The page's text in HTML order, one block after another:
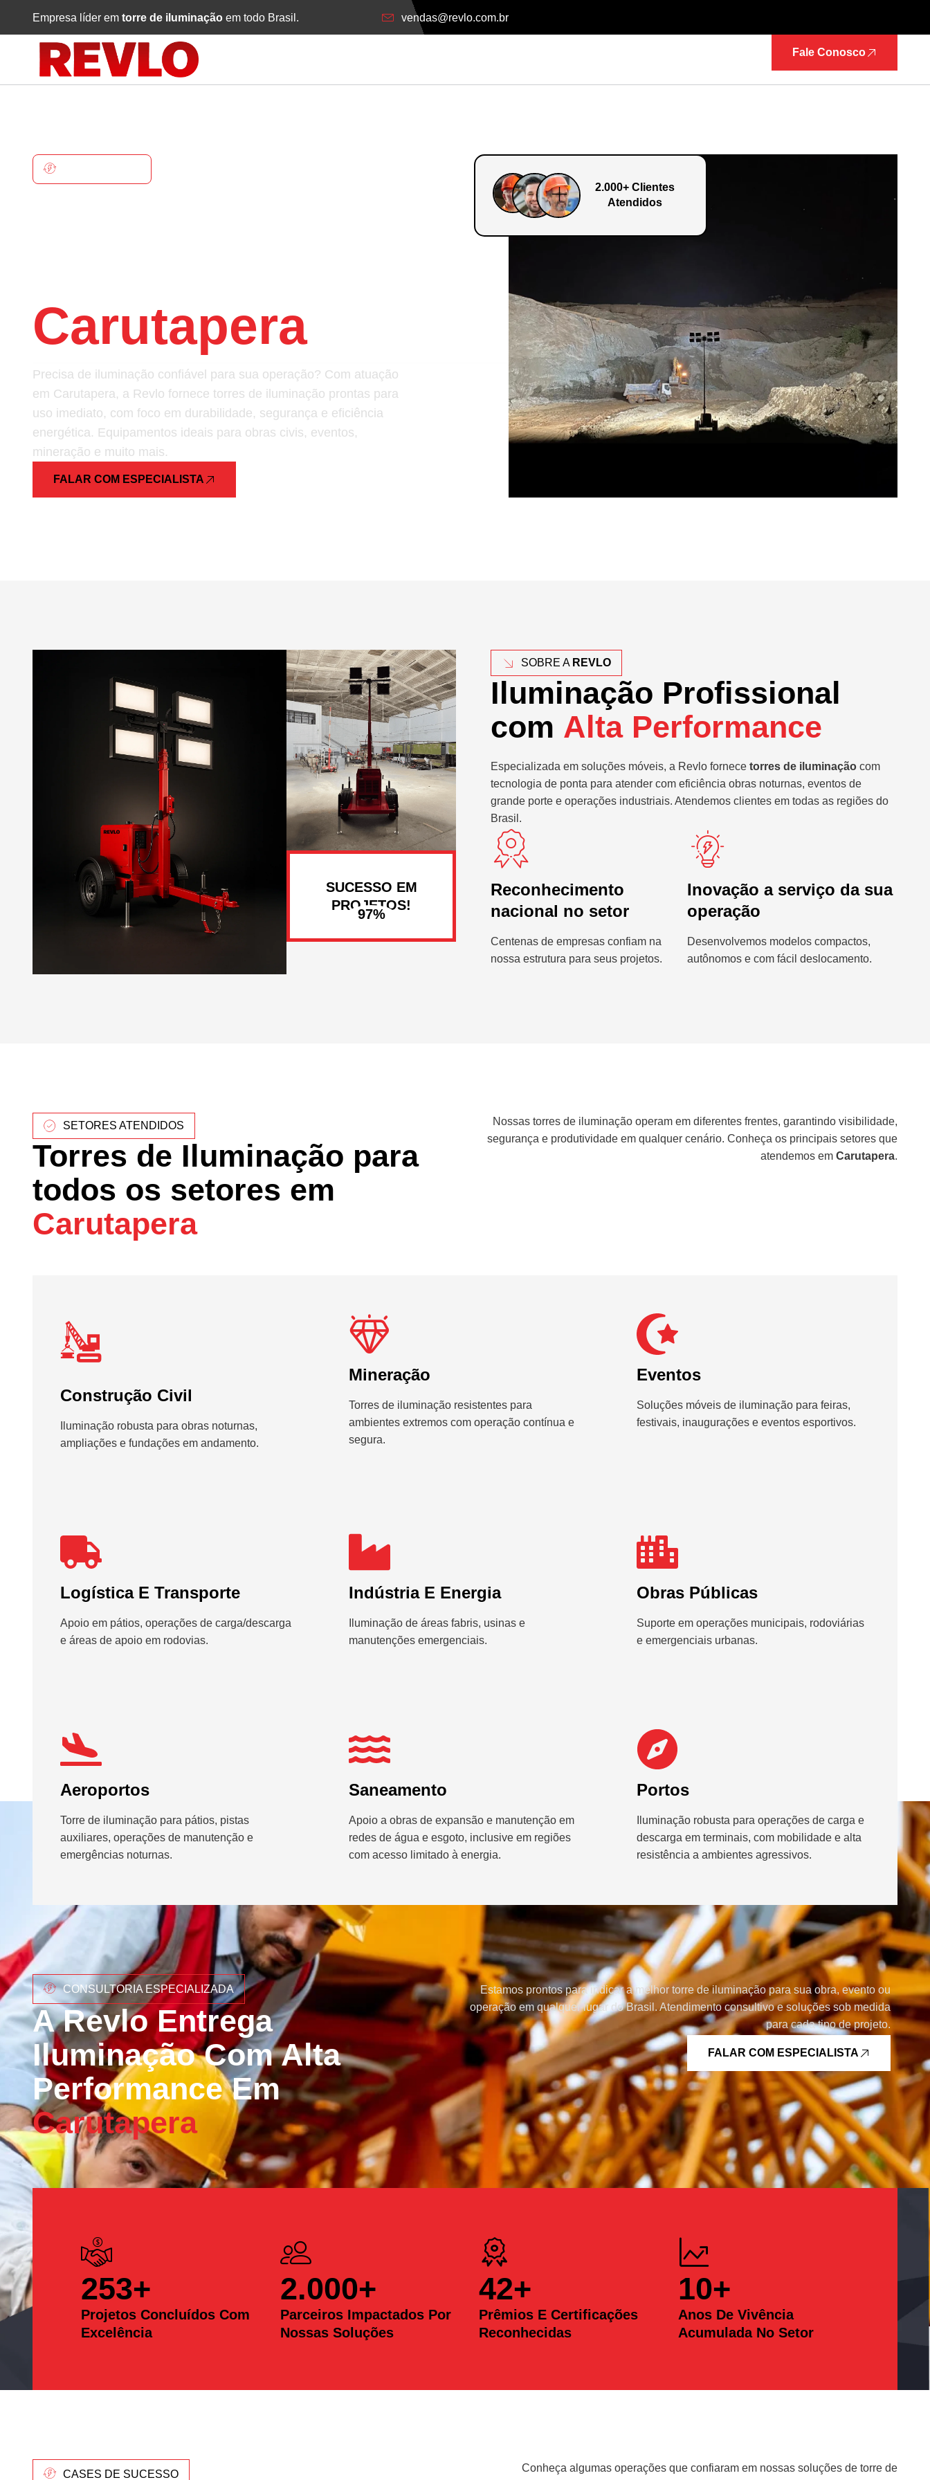
Empresa líder em torre de iluminação em todo Brasil. vendas@revlo.com.br
Fale Conosco
Carutapera
Precisa de iluminação confiável para sua operação? Com atuação
em Carutapera, a Revlo fornece torres de iluminação prontas para
uso imediato, com foco em durabilidade, segurança e eficiência
energética. Equipamentos ideais para obras civis, eventos,
mineração e muito mais.
FALAR COM ESPECIALISTA
2.000+ Clientes
Atendidos
SUCESSO EM
PROJETOS!
SOBRE A REVLO
Iluminação Profissional
com Alta Performance
Especializada em soluções móveis, a Revlo fornece torres de iluminação com
tecnologia de ponta para atender com eficiência obras noturnas, eventos de
grande porte e operações industriais. Atendemos clientes em todas as regiões do
Brasil.
Reconhecimento
nacional no setor
Centenas de empresas confiam na
nossa estrutura para seus projetos.
Inovação a serviço da sua
operação
Desenvolvemos modelos compactos,
autônomos e com fácil deslocamento.
SETORES ATENDIDOS
Torres de Iluminação para
todos os setores em
Carutapera
Nossas torres de iluminação operam em diferentes frentes, garantindo visibilidade,
segurança e produtividade em qualquer cenário. Conheça os principais setores que
atendemos em Carutapera.
Construção Civil
Iluminação robusta para obras noturnas,
ampliações e fundações em andamento.
Mineração
Torres de iluminação resistentes para
ambientes extremos com operação contínua e
segura.
Eventos
Soluções móveis de iluminação para feiras,
festivais, inaugurações e eventos esportivos.
Logística E Transporte
Apoio em pátios, operações de carga/descarga
e áreas de apoio em rodovias.
Indústria E Energia
Iluminação de áreas fabris, usinas e
manutenções emergenciais.
Obras Públicas
Suporte em operações municipais, rodoviárias
e emergenciais urbanas.
Aeroportos
Torre de iluminação para pátios, pistas
auxiliares, operações de manutenção e
emergências noturnas.
Saneamento
Apoio a obras de expansão e manutenção em
redes de água e esgoto, inclusive em regiões
com acesso limitado à energia.
Portos
Iluminação robusta para operações de carga e
descarga em terminais, com mobilidade e alta
resistência a ambientes agressivos.
CONSULTORIA ESPECIALIZADA
A Revlo Entrega
Iluminação Com Alta
Performance Em
Carutapera
Estamos prontos para indicar a melhor torre de iluminação para sua obra, evento ou
operação em qualquer lugar do Brasil. Atendimento consultivo e soluções sob medida
para cada tipo de projeto.
FALAR COM ESPECIALISTA
Projetos Concluídos Com
Excelência
253+
Parceiros Impactados Por
Nossas Soluções
2.000+
Prêmios E Certificações
Reconhecidas
42+
Anos De Vivência
Acumulada No Setor
10+
CASES DE SUCESSO
Conheça algumas operações que confiaram em nossas soluções de torre de